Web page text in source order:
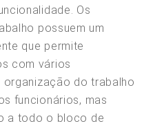
Os
possuem um
que permite
com vários
organização do trabalho
funcionários, mas
a todo o bloco de